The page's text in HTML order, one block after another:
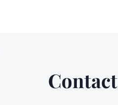
Contact